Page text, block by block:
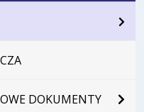
DOKUMENTY